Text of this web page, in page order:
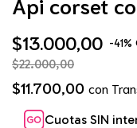
$13.000,00 -41%
$22.000,00
$11.700,00 con
Cuotas SIN